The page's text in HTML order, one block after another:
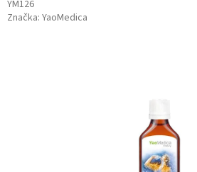
YM126
Značka: YaoMedica